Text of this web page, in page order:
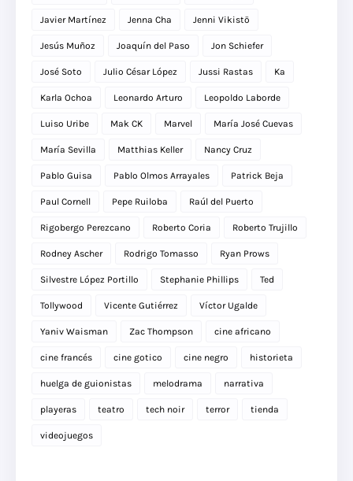
Javier Martínez Jenna Cha Jenni Vikistö
Jesús Muñoz Joaquín del Paso Jon Schiefer
José Soto Julio César López Jussi Rastas Ka
Karla Ochoa Leonardo Arturo Leopoldo Laborde
Luiso Uribe Mak CK Marvel María José Cuevas
María Sevilla Matthias Keller Nancy Cruz
Pablo Guisa Pablo Olmos Arrayales Patrick Beja
Paul Cornell Pepe Ruiloba Raúl del Puerto
Rigobergo Perezcano Roberto Coria Roberto Trujillo
Rodney Ascher Rodrigo Tomasso Ryan Prows
Silvestre López Portillo Stephanie Phillips Ted
Tollywood Vicente Gutiérrez Víctor Ugalde
Yaniv Waisman Zac Thompson cine africano
cine francés cine gotico cine negro historieta
huelga de guionistas melodrama narrativa
playeras teatro tech noir terror tienda
videojuegos